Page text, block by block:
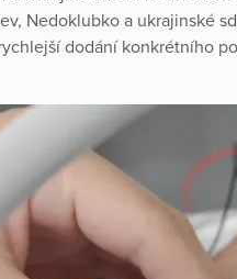
Nedoklubko a ukrajinské
dodání konkrétního